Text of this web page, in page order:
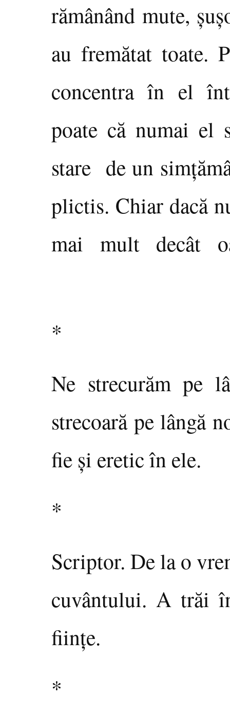
rămânând mute,
au fremătat toate.
concentra în el
poate că numai el
stare de un
plictis. Chiar dacă
mai mult decât
*
Ne strecurăm pe
strecoară pe lângă
fie şi eretic în ele.
*
Scriptor. De la o
cuvântului. A trăi
fiinţe.
*